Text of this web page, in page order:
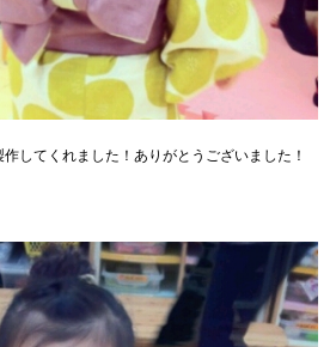
してくれました！ありがとうございました！